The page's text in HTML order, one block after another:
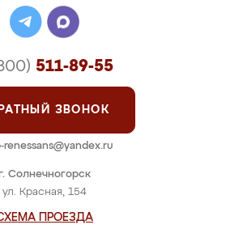
Солнечногорск
ул. Красная, 154
ПРОЕЗДА
511-89-55
ЗВОНОК
renessans@yandex.ru